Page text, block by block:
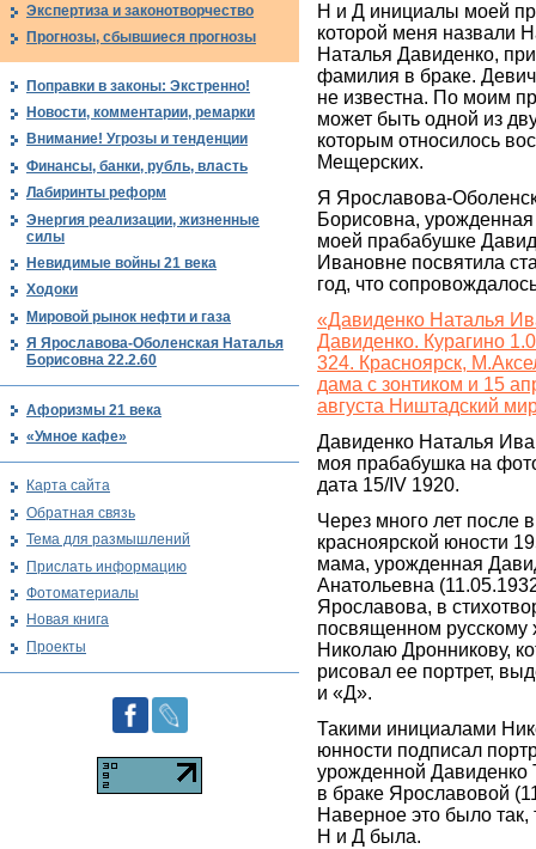
Н и Д инициалы моей
которой меня назвали
Наталья Давиденко,
фамилия в браке.
не известна. По моим
может быть одной из
которым относилось
Мещерских.
Я Ярославова-
Борисовна,
моей прабабушке
Ивановне посвятила
год, что
«Давиденко Наталья
Давиденко. Курагино
324. Красноярск,
дама с зонтиком и 15
августа Ништадский
Давиденко Наталья
моя прабабушка на
дата 15/IV 1920.
Через много лет после
красноярской юности
мама, урожденная
Анатольевна
Ярославова, в
посвященном русскому
Николаю Дронникову,
рисовал ее портрет,
и «Д».
Такими инициалами
юнности подписал
урожденной
в браке Ярославовой
Наверное это было так,
Н и Д была.
Экспертиза и законотворчество
Прогнозы, сбывшиеся прогнозы
Поправки в законы: Экстренно!
Новости, комментарии, ремарки
Внимание! Угрозы и тенденции
Финансы, банки, рубль, власть
Лабиринты реформ
Энергия реализации, жизненные
силы
Невидимые войны 21 века
Ходоки
Мировой рынок нефти и газа
Я Ярославова-Оболенская Наталья
Борисовна 22.2.60
Афоризмы 21 века
«Умное кафе»
Карта сайта
Обратная связь
Тема для размышлений
Прислать информацию
Фотоматериалы
Новая книга
Проекты